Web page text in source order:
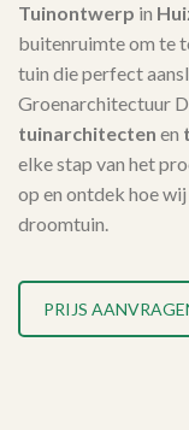
Tuinontwerp in
buitenruimte om te
tuin die perfect
Groenarchitectuur
tuinarchitecten en
elke stap van het
op en ontdek hoe
droomtuin.
PRIJS